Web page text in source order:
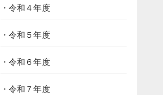
・令和４年度
・令和５年度
・令和６年度
・令和７年度